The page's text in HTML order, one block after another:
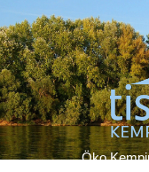
Öko